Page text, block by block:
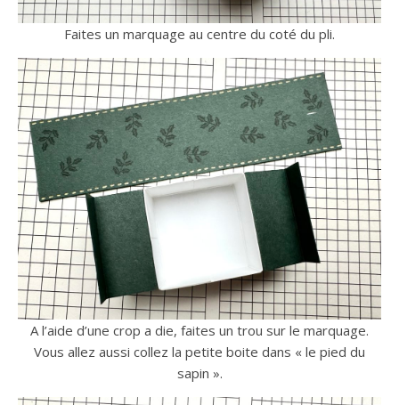
Faites un marquage au centre du coté du pli.
A l’aide d’une crop a die, faites un trou sur le marquage.
Vous allez aussi collez la petite boite dans « le pied du
sapin ».